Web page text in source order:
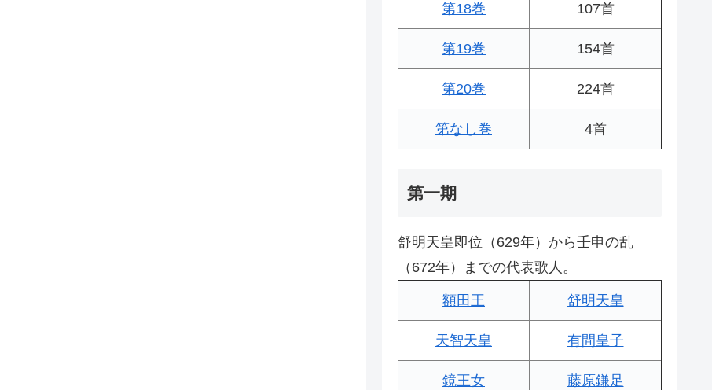
第18巻 107首
第19巻 154首
第20巻 224首
第なし巻 4首
第一期
舒明天皇即位（629年）から壬申の乱
（672年）までの代表歌人。
額田王 舒明天皇
天智天皇 有間皇子
鏡王女 藤原鎌足